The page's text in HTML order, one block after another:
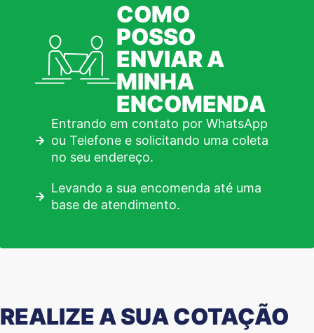
COMO
POSSO
ENVIAR A
MINHA
ENCOMENDA
Entrando em contato por WhatsApp
ou Telefone e solicitando uma coleta
no seu endereço.
Levando a sua encomenda até uma
base de atendimento.
REALIZE A SUA COTAÇÃO